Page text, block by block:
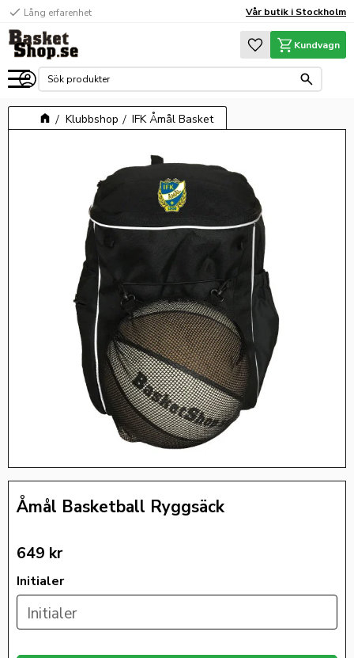
Meny
check Lång erfarenhet Vår butik i Stockholm
Favoriter
Kundvagn
Klubbshop IFK Åmål Basket
Åmål Basketball Ryggsäck
649 kr
Initialer